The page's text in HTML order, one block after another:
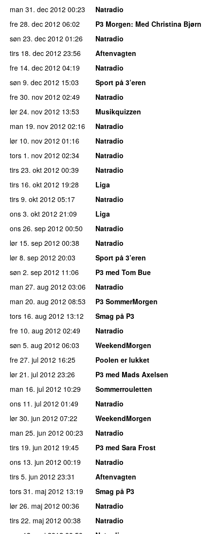
man 31. dec 2012 00:23
Natradio
fre 28. dec 2012 06:02 P3 Morgen: Med Christina Bjørn
søn 23. dec 2012 01:26
Natradio
tirs 18. dec 2012 23:56
Aftenvagten
fre 14. dec 2012 04:19
Natradio
søn 9. dec 2012 15:03
Sport på 3’eren
fre 30. nov 2012 02:49
Natradio
lør 24. nov 2012 13:53
Musikquizzen
man 19. nov 2012 02:16
Natradio
lør 10. nov 2012 01:16
Natradio
tors 1. nov 2012 02:34
Natradio
tirs 23. okt 2012 00:39
Natradio
tirs 16. okt 2012 19:28
Liga
tirs 9. okt 2012 05:17
Natradio
ons 3. okt 2012 21:09
Liga
ons 26. sep 2012 00:50
Natradio
lør 15. sep 2012 00:38
Natradio
lør 8. sep 2012 20:03
Sport på 3’eren
søn 2. sep 2012 11:06
P3 med Tom Bue
man 27. aug 2012 03:06
Natradio
man 20. aug 2012 08:53
P3 SommerMorgen
tors 16. aug 2012 13:12
Smag på P3
fre 10. aug 2012 02:49
Natradio
søn 5. aug 2012 06:03
WeekendMorgen
fre 27. jul 2012 16:25
Poolen er lukket
lør 21. jul 2012 23:26
P3 med Mads Axelsen
man 16. jul 2012 10:29
Sommerrouletten
ons 11. jul 2012 01:49
Natradio
lør 30. jun 2012 07:22
WeekendMorgen
man 25. jun 2012 00:23
Natradio
tirs 19. jun 2012 19:45
P3 med Sara Frost
ons 13. jun 2012 00:19
Natradio
tirs 5. jun 2012 23:31
Aftenvagten
tors 31. maj 2012 13:19
Smag på P3
lør 26. maj 2012 00:36
Natradio
tirs 22. maj 2012 00:38
Natradio